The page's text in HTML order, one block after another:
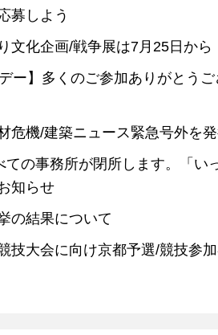
募しよう
文化企画/戦争展は7月25日から
ー】多くのご参加ありがとう
危機/建築ニュース緊急号外を
ての事務所が閉所します。「い
知らせ
の結果について
技大会に向け京都予選/競技参